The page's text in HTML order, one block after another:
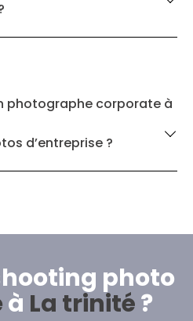
photographe corporate à
d’entreprise ?
photo
à La trinité?